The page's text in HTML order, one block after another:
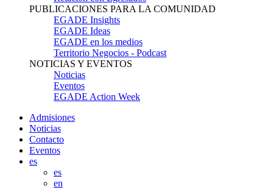
PUBLICACIONES PARA LA COMUNIDAD
EGADE Insights
EGADE Ideas
EGADE en los medios
Territorio Negocios - Podcast
NOTICIAS Y EVENTOS
Noticias
Eventos
EGADE Action Week
Admisiones
Noticias
Contacto
Eventos
es
es
en